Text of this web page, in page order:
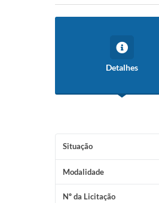
Detalhes
Situação
Modalidade
Nº da Licitação